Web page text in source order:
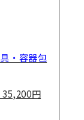
・容器包
35,200円